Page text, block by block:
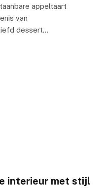
appeltaart
van
dessert…
interieur met stijl